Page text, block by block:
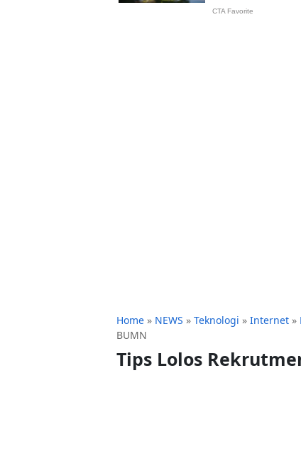
Home » NEWS » Teknologi » Internet »
BUMN
Tips Lolos